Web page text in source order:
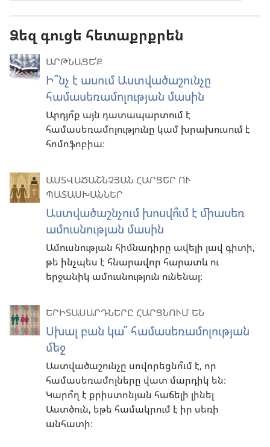
Ձեզ գուցե հետաքրքրեն
ԱՐԹՆԱՑԵ՛Ք
Ի՞նչ է ասում Աստվածաշունչը
համասեռամոլության մասին
Արդյո՞ք այն դատապարտում է
համասեռամոլությունը կամ խրախուսում է
հոմոֆոբիա։
ԱՍՏՎԱԾԱՇՆՉՅԱՆ ՀԱՐՑԵՐ ՈՒ
ՊԱՏԱՍԽԱՆՆԵՐ
Աստվածաշնչում խոսվո՞ւմ է միասեռ
ամուսնության մասին
Ամուսնության հիմնադիրը ավելի լավ գիտի,
թե ինչպես է հնարավոր հարատև ու
երջանիկ ամուսնություն ունենալ։
ԵՐԻՏԱՍԱՐԴՆԵՐԸ ՀԱՐՑՆՈՒՄ ԵՆ
Սխալ բան կա՞ համասեռամոլության
մեջ
Աստվածաշունչը սովորեցնո՞ւմ է, որ
համասեռամոլները վատ մարդիկ են։
Կարո՞ղ է քրիստոնյան հաճելի լինել
Աստծուն, եթե համակրում է իր սեռի
անհատի։